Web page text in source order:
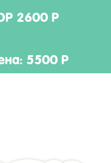
2600 Р
5500 Р